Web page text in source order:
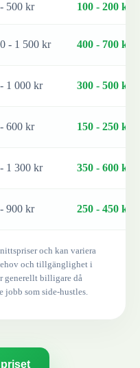
500 kr 100 - 200 kr
- 1 500 kr 400 - 700 kr
1 000 kr 300 - 500 kr
600 kr 150 - 250 kr
1 300 kr 350 - 600 kr
900 kr 250 - 450 kr
och kan variera
och tillgänglighet i
generellt billigare då
jobb som side-hustles.